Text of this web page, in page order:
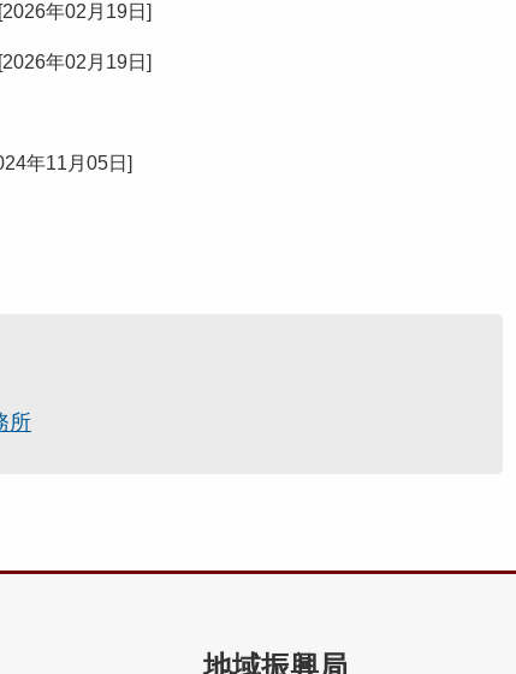
2026年02月19日 ]
2026年02月19日 ]
年11月05日 ]
所
地域振興局